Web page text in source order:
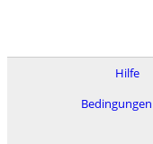
Hilfe
Bedingungen